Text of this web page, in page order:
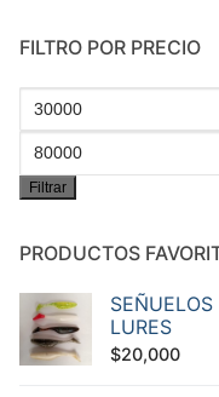
FILTRO POR PRECIO
Precio
mínimo
Precio
máximo
Filtrar
PRODUCTOS
LURES
$20,000